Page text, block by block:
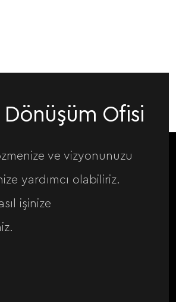
Ofisi
ve vizyonunuzu
yardımcı olabiliriz.
işinize